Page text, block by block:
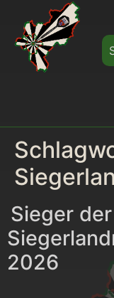
Sieger der
2026